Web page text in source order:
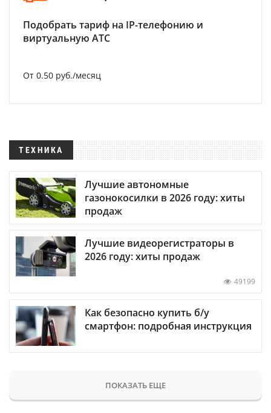
Подобрать тариф на IP-телефонию и
виртуальную АТС
От 0.50 руб./месяц
ТЕХНИКА
Лучшие автономные
газонокосилки в 2026 году: хиты
продаж
Лучшие видеорегистраторы в
2026 году: хиты продаж
49199
Как безопасно купить б/у
смартфон: подробная инструкция
ПОКАЗАТЬ ЕЩЕ